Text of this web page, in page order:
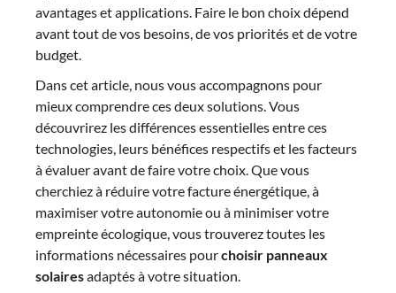
avantages et applications. Faire le bon choix dépend
avant tout de vos besoins, de vos priorités et de votre
budget.
Dans cet article, nous vous accompagnons pour
mieux comprendre ces deux solutions. Vous
découvrirez les différences essentielles entre ces
technologies, leurs bénéfices respectifs et les facteurs
à évaluer avant de faire votre choix. Que vous
cherchiez à réduire votre facture énergétique, à
maximiser votre autonomie ou à minimiser votre
empreinte écologique, vous trouverez toutes les
informations nécessaires pourchoisir panneaux
solairesadaptés à votre situation.